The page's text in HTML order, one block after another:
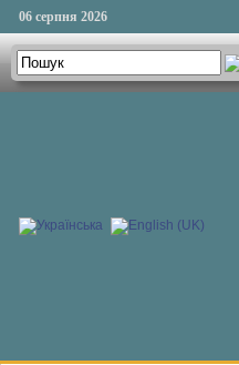
06 серпня 2026